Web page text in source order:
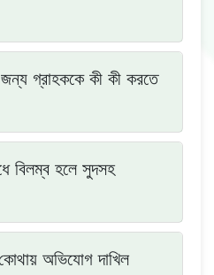
জন্য গ্রাহককে কী কী করতে
বিলম্ব হলে সুদসহ
অভিযোগ দাখিল